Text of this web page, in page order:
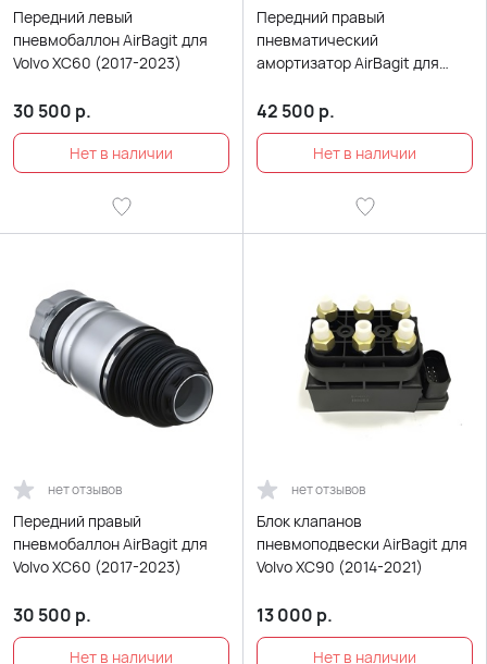
Передний левый
пневмобаллон AirBagit для
Volvo XC60 (2017-2023)
30 500 р.
Передний правый
пневматический
амортизатор AirBagit для
42 500 р.
нет отзывов
Передний правый
пневмобаллон AirBagit для
Volvo XC60 (2017-2023)
30 500 р.
нет отзывов
Блок клапанов
пневмоподвески AirBagit для
Volvo XC90 (2014-2021)
13 000 р.